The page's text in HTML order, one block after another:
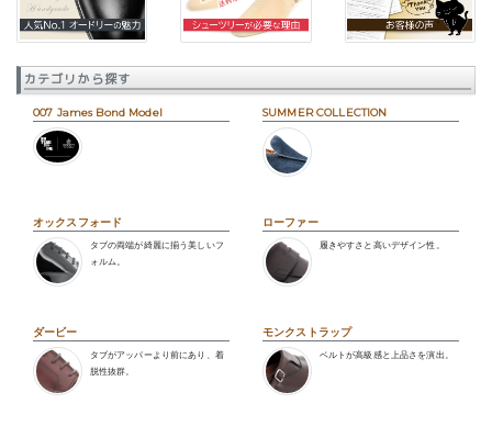
カテゴリから探す
007 James Bond Model SUMMER COLLECTION
オックスフォード
タブの両端が綺麗に揃う美しいフ
ォルム。
ローファー
履きやすさと高いデザイン性。
ダービー
タブがアッパーより前にあり、着
脱性抜群。
モンクストラップ
ベルトが高級感と上品さを演出。